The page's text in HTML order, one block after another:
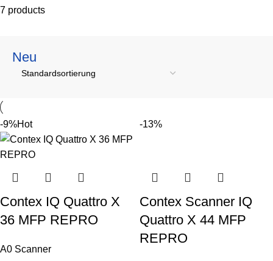
7 products
Neu
-9%Hot
Contex IQ Quattro X
36 MFP REPRO
A0 Scanner
-13%
Contex Scanner IQ
Quattro X 44 MFP
REPRO